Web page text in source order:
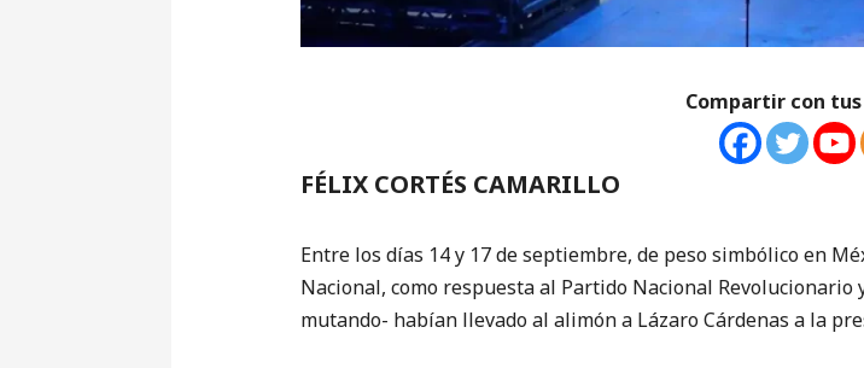
Compartir con
FÉLIX CORTÉS CAMARILLO
Entre los días 14 y 17 de septiembre, de peso simbólico en
Nacional, como respuesta al Partido Nacional Revolucionario
mutando- habían llevado al alimón a Lázaro Cárdenas a la